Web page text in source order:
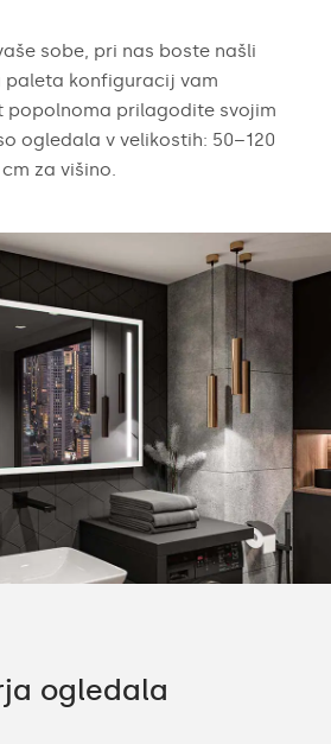
sobe, pri nas boste našli
paleta konfiguracij vam
popolnoma prilagodite svojim
ogledala v velikostih: 50–120
za višino.
ogledala